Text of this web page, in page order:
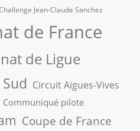
Jean-Claude Sanchez
de France
de Ligue
Circuit Aigues-Vives
Communiqué pilote
Coupe de France